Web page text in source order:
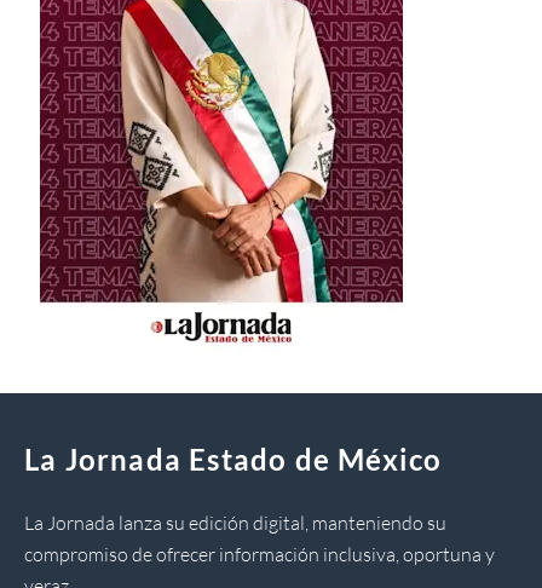
La Jornada Estado de México
La Jornada lanza su edición digital, manteniendo su
compromiso de ofrecer información inclusiva, oportuna y